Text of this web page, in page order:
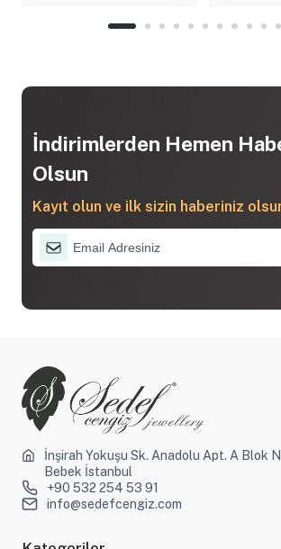
İndirimlerden Hemen
Olsun
Kayıt olun ve ilk sizin haberiniz
İnşirah Yokuşu Sk. Anadolu Apt. A Blok
Bebek İstanbul
+90 532 254 53 91
info@sedefcengiz.com